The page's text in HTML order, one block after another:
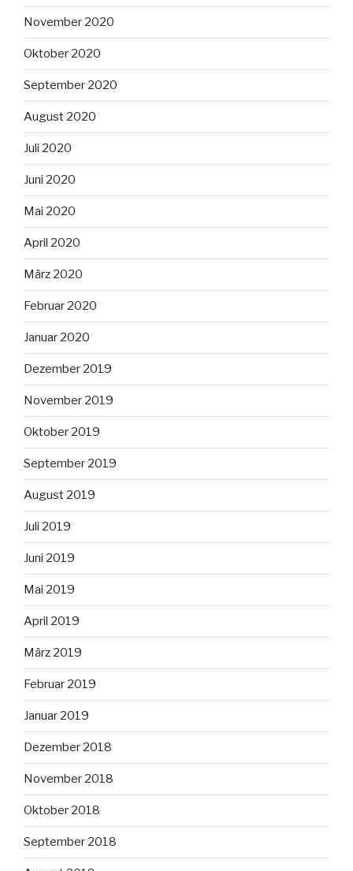
November 2020
Oktober 2020
September 2020
August 2020
Juli 2020
Juni 2020
Mai 2020
April 2020
März 2020
Februar 2020
Januar 2020
Dezember 2019
November 2019
Oktober 2019
September 2019
August 2019
Juli 2019
Juni 2019
Mai 2019
April 2019
März 2019
Februar 2019
Januar 2019
Dezember 2018
November 2018
Oktober 2018
September 2018